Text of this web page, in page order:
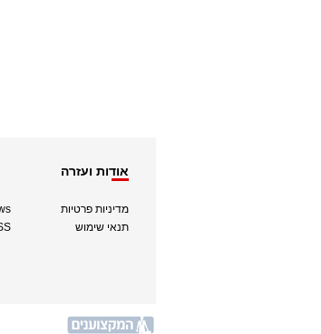
אודות ועזרה
מדיניות פרטיות
תנאי שימוש